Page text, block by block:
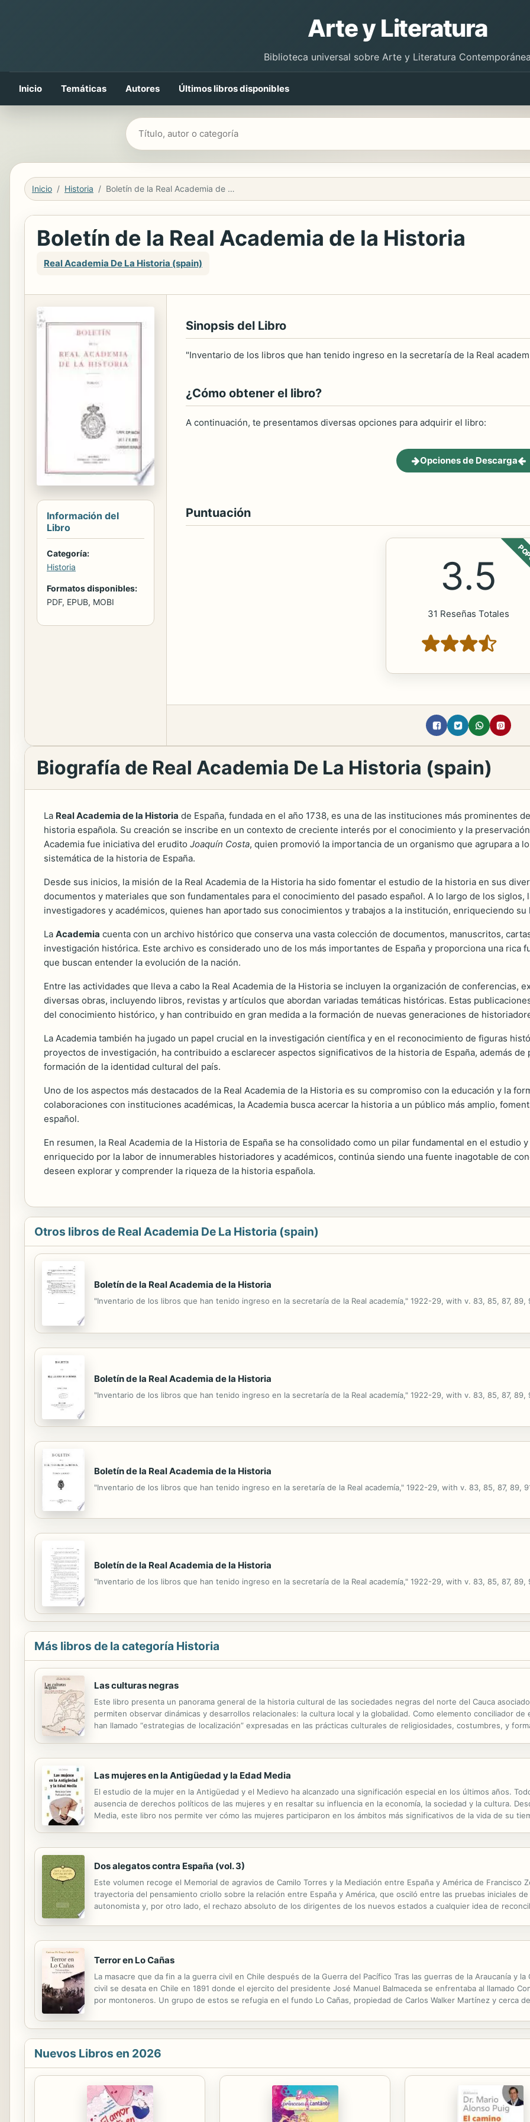
Arte y Literatura
Biblioteca universal sobre Arte y Literatura
Inicio Temáticas Autores Últimos libros disponibles
Buscar libros
Inicio Historia Boletín de la Real Academia de la Historia
Boletín de la Real Academia de la Historia
Real Academia De La Historia (spain)
Información del
Libro
Categoría:
Historia
Formatos disponibles:
PDF, EPUB, MOBI
Sinopsis del Libro
"Inventario de los libros que han tenido ingreso en la secretaría de la Real
¿Cómo obtener el libro?
A continuación, te presentamos diversas opciones para adquirir el libro:
Opciones de Descarga
Puntuación
3.5
31 Reseñas Totales
Biografía de Real Academia De La Historia (spain)
La Real Academia de la Historia de España, fundada en el año 1738, es una de las instituciones más prominentes
historia española. Su creación se inscribe en un contexto de creciente interés por el conocimiento y la
Academia fue iniciativa del erudito Joaquín Costa, quien promovió la importancia de un organismo que agrupara a
sistemática de la historia de España.
Desde sus inicios, la misión de la Real Academia de la Historia ha sido fomentar el estudio de la historia en sus
documentos y materiales que son fundamentales para el conocimiento del pasado español. A lo largo de los
investigadores y académicos, quienes han aportado sus conocimientos y trabajos a la institución, enriqueciendo su
La Academia cuenta con un archivo histórico que conserva una vasta colección de documentos, manuscritos,
investigación histórica. Este archivo es considerado uno de los más importantes de España y proporciona una
que buscan entender la evolución de la nación.
Entre las actividades que lleva a cabo la Real Academia de la Historia se incluyen la organización de conferencias,
diversas obras, incluyendo libros, revistas y artículos que abordan variadas temáticas históricas. Estas
del conocimiento histórico, y han contribuido en gran medida a la formación de nuevas generaciones de
La Academia también ha jugado un papel crucial en la investigación científica y en el reconocimiento de figuras
proyectos de investigación, ha contribuido a esclarecer aspectos significativos de la historia de España, además
formación de la identidad cultural del país.
Uno de los aspectos más destacados de la Real Academia de la Historia es su compromiso con la educación y la
colaboraciones con instituciones académicas, la Academia busca acercar la historia a un público más amplio,
español.
En resumen, la Real Academia de la Historia de España se ha consolidado como un pilar fundamental en el estudio
enriquecido por la labor de innumerables historiadores y académicos, continúa siendo una fuente inagotable de
deseen explorar y comprender la riqueza de la historia española.
Otros libros de Real Academia De La Historia (spain)
Boletín de la Real Academia de la Historia
"Inventario de los libros que han tenido ingreso en la secretaría de la Real academía," 1922-29, with v. 83, 85, 87, 89,
Boletín de la Real Academia de la Historia
"Inventario de los libros que han tenido ingreso en la secretaría de la Real academía," 1922-29, with v. 83, 85, 87, 89,
Boletín de la Real Academia de la Historia
"Inventario de los libros que han tenido ingreso en la seretaría de la Real academía," 1922-29, with v. 83, 85, 87, 89,
Boletín de la Real Academia de la Historia
"Inventario de los libros que han tenido ingreso en la secretaría de la Real academía," 1922-29, with v. 83, 85, 87, 89,
Más libros de la categoría Historia
Las culturas negras
Este libro presenta un panorama general de la historia cultural de las sociedades negras del norte del Cauca
permiten observar dinámicas y desarrollos relacionales: la cultura local y la globalidad. Como elemento conciliador
han llamado “estrategias de localización” expresadas en las prácticas culturales de religiosidades, costumbres, y
Las mujeres en la Antigüedad y la Edad Media
El estudio de la mujer en la Antigüedad y el Medievo ha alcanzado una significación especial en los últimos años.
ausencia de derechos políticos de las mujeres y en resaltar su influencia en la economía, la sociedad y la cultura.
Media, este libro nos permite ver cómo las mujeres participaron en los ámbitos más significativos de la vida de su
Dos alegatos contra España (vol. 3)
Este volumen recoge el Memorial de agravios de Camilo Torres y la Mediación entre España y América de Francisco
trayectoria del pensamiento criollo sobre la relación entre España y América, que osciló entre las pruebas iniciales
autonomista y, por otro lado, el rechazo absoluto de los dirigentes de los nuevos estados a cualquier idea de
Terror en Lo Cañas
La masacre que da fin a la guerra civil en Chile después de la Guerra del Pacífico Tras las guerras de la Araucanía y
civil se desata en Chile en 1891 donde el ejercito del presidente José Manuel Balmaceda se enfrentaba al llamado
por montoneros. Un grupo de estos se refugia en el fundo Lo Cañas, propiedad de Carlos Walker Martínez y cerca
Nuevos Libros en 2026